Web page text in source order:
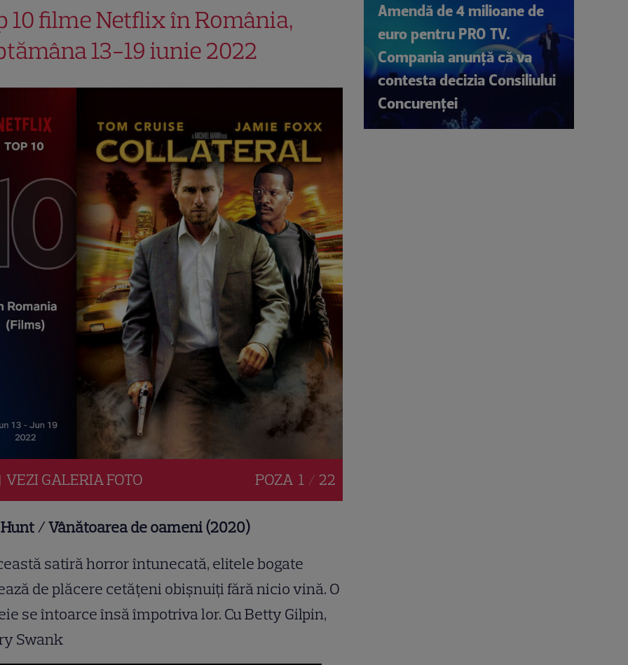
10 filme Netflix în România,
13-19 iunie 2022
VEZI GALERIAFOTO POZA 1 / 22
/ Vânătoarea de oameni (2020)
satiră horror întunecată, elitele bogate
de plăcere cetățeni obișnuiți fără nicio vină. O
se întoarce însă împotriva lor. Cu Betty Gilpin,
Swank
Amendă de 4 milioane de
euro pentru PRO TV.
Compania anunță că va
contesta decizia Consiliului
Concurenței